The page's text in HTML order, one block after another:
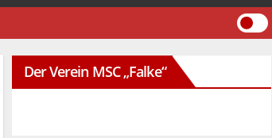
Der Verein MSC „Falke“